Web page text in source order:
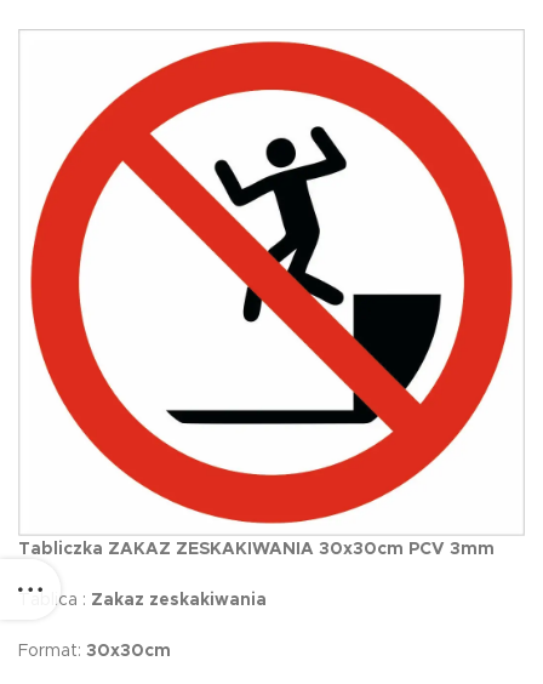
Tabliczka ZAKAZ ZESKAKIWANIA 30x30cm PCV 3mm
Tablica : Zakaz zeskakiwania
Format: 30x30cm